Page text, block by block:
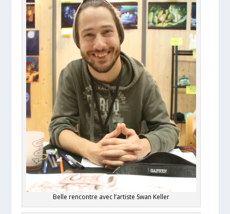
Belle rencontre avec l’artiste Swan Keller